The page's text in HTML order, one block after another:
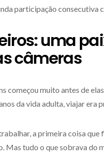
participação consecutiva
uma
câmeras
começou muito antes de
da vida adulta, viajar era
a primeira coisa
Mas tudo o que sobrava do